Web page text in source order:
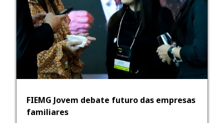
FIEMG Jovem debate futuro das empresas
familiares